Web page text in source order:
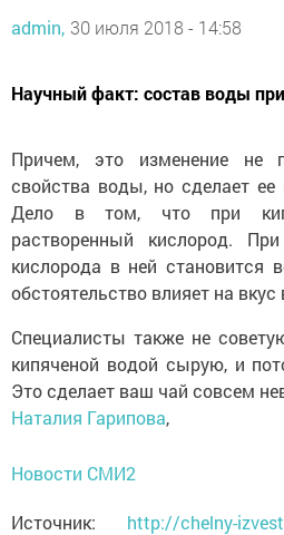
admin, 30 июля 2018 - 14:58
Научный факт: состав воды
Причем, это изменение не
свойства воды, но сделает ее
Дело в том, что при
растворенный кислород.
кислорода в ней становится
обстоятельство влияет на
Специалисты также не
кипяченой водой сырую, и
Это сделает ваш чай совсем
Наталия Гарипова,
Новости СМИ2
Источник: http://chelny-